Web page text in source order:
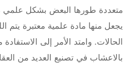
متعددة طورها البعض بشكل
يجعل منها مادة علمية معتبرة يتم
الحالات. وامتد الأمر إلى
بالاعشاب في تصنيع العديد من